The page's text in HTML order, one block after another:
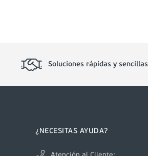
Soluciones rápidas y sencillas
¿NECESITAS AYUDA?